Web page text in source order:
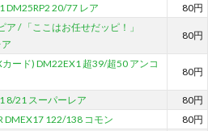
DM25RP2 20/77 レア 80円
ア / 「ここはお任せだッピ！」
80円
ード) DM22EX1 超39/超50 アンコ
80円
8/21 スーパーレア
80円
DMEX17 122/138 コモン 80円